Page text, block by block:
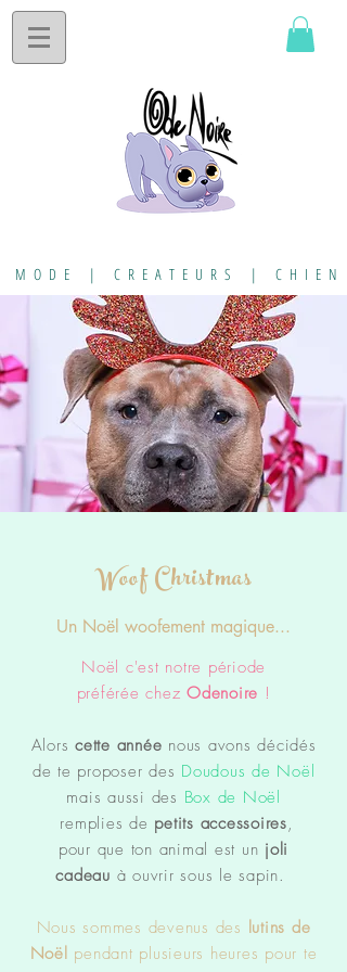
MODE | CREATEURS | CHIEN
Woof Christmas
Un Noël woofement magique...
Noël c'est notre période
préférée chez Odenoire !
Alors cette année nous avons décidés
de te proposer des Doudous de Noël
mais aussi des Box de Noël
remplies de petits accessoires,
pour que ton animal est un joli
cadeau à ouvrir sous le sapin.
Nous sommes devenus des lutins de
Noël pendant plusieurs heures pour te